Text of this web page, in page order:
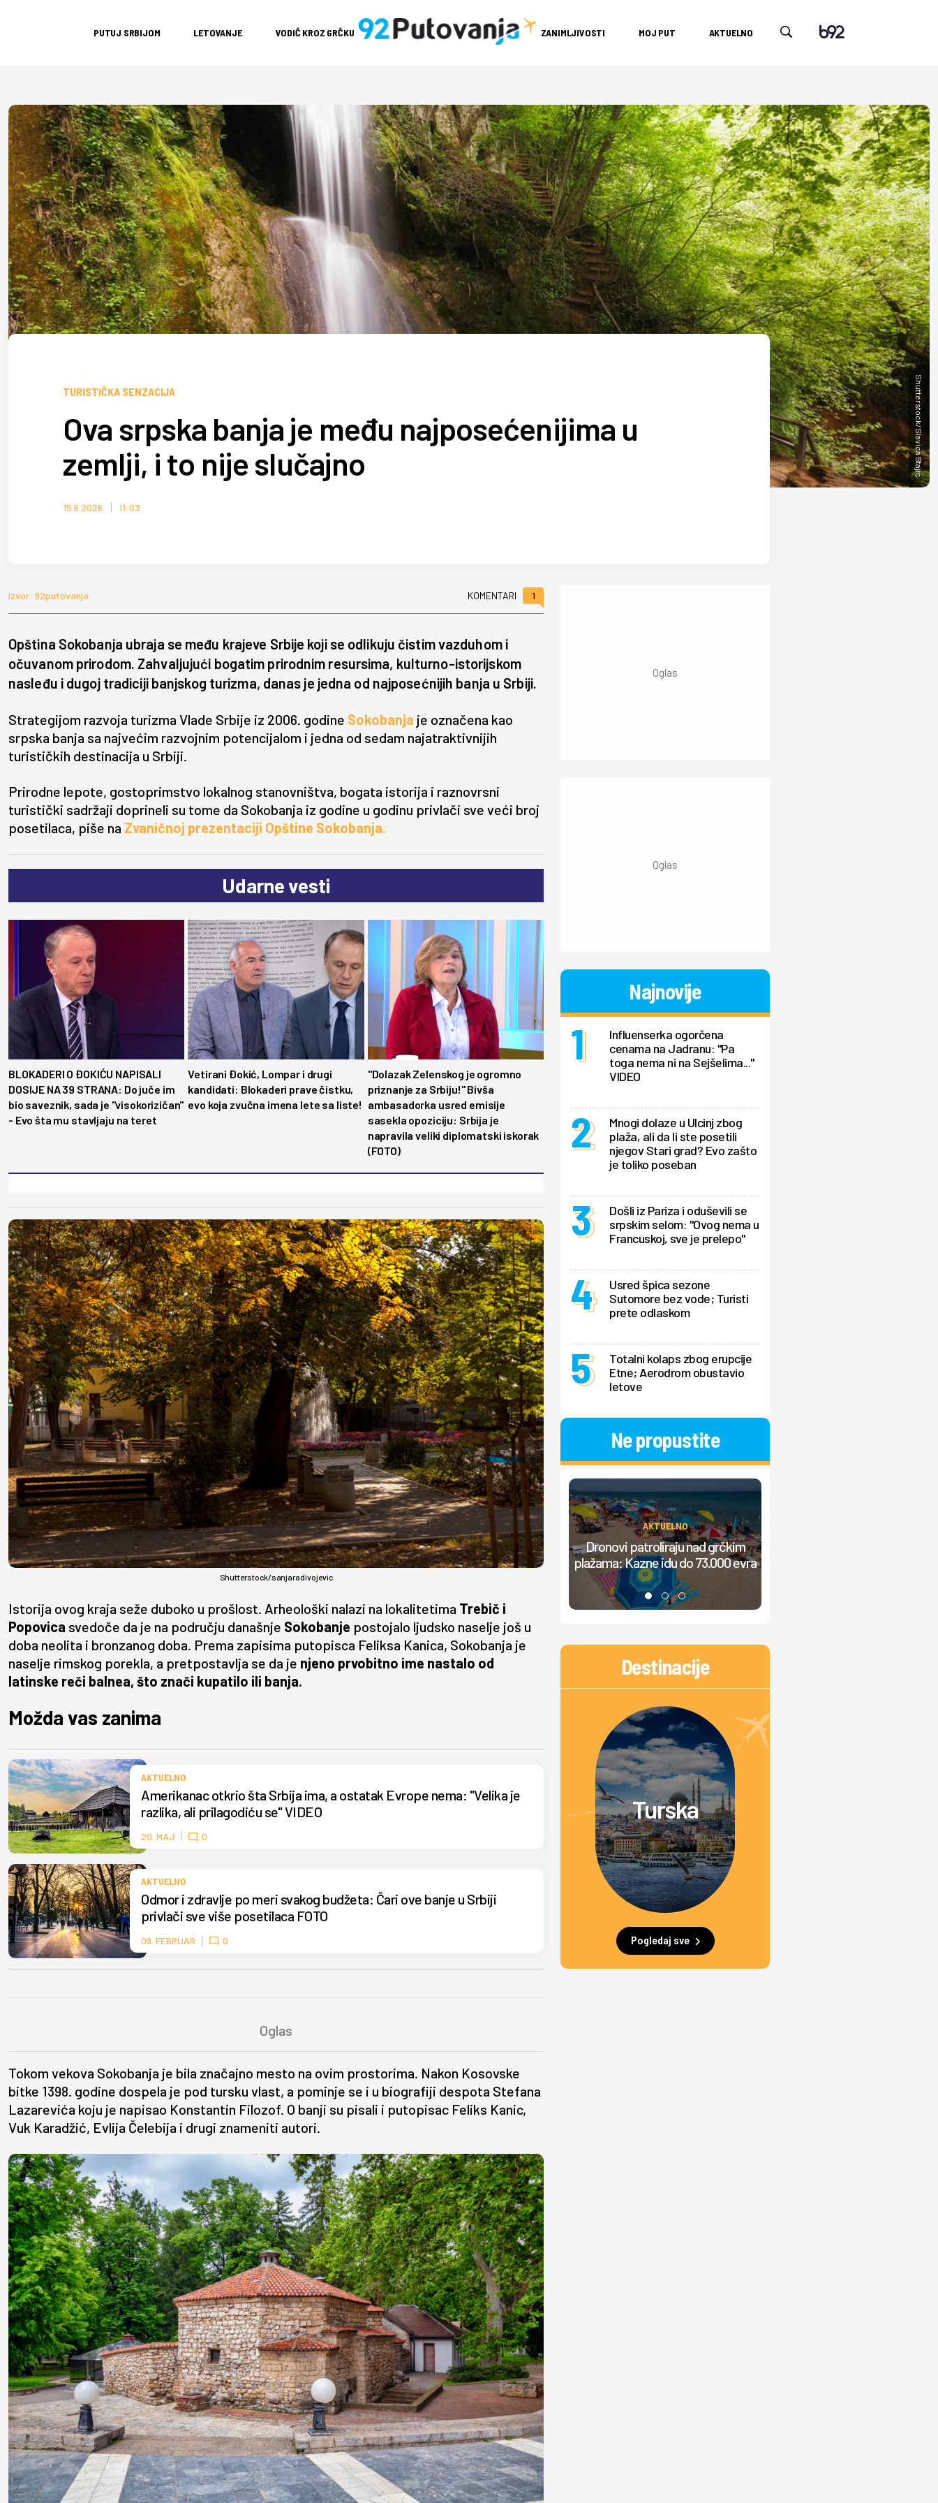
PUTUJ SRBIJOM LETOVANJE VODIČ KROZ GRČKU ZANIMLJIVOSTI MOJ PUT AKTUELNO
Shutterstock/Slavica Stajic
TURISTIČKA SENZACIJA
Ova srpska banja je među najposećenijima u
zemlji, i to nije slučajno
15.6.2026. 11:03
Izvor: 92putovanja KOMENTARI 1
Opština Sokobanja ubraja se među krajeve Srbije koji se odlikuju čistim vazduhom i
očuvanom prirodom. Zahvaljujući bogatim prirodnim resursima, kulturno-istorijskom
nasleđu i dugoj tradiciji banjskog turizma, danas je jedna od najposećnijih banja u Srbiji.
Strategijom razvoja turizma Vlade Srbije iz 2006. godine Sokobanja je označena kao
srpska banja sa najvećim razvojnim potencijalom i jedna od sedam najatraktivnijih
turističkih destinacija u Srbiji.
Prirodne lepote, gostoprimstvo lokalnog stanovništva, bogata istorija i raznovrsni
turistički sadržaji doprineli su tome da Sokobanja iz godine u godinu privlači sve veći broj
posetilaca, piše na Zvaničnoj prezentaciji Opštine Sokobanja.
Udarne vesti
BLOKADERI O ĐOKIĆU NAPISALI
DOSIJE NA 39 STRANA: Do juče im
bio saveznik, sada je ''visokorizičan''
- Evo šta mu stavljaju na teret
Vetirani Đokić, Lompar i drugi
kandidati: Blokaderi prave čistku,
evo koja zvučna imena lete sa liste!
"Dolazak Zelenskog je ogromno
priznanje za Srbiju!" Bivša
ambasadorka usred emisije
sasekla opoziciju: Srbija je
napravila veliki diplomatski iskorak
(FOTO)
Shutterstock/sanjaradivojevic
Istorija ovog kraja seže duboko u prošlost. Arheološki nalazi na lokalitetima Trebič i
Popovica svedoče da je na području današnje Sokobanje postojalo ljudsko naselje još u
doba neolita i bronzanog doba. Prema zapisima putopisca Feliksa Kanica, Sokobanja je
naselje rimskog porekla, a pretpostavlja se da je njeno prvobitno ime nastalo od
latinske reči balnea, što znači kupatilo ili banja.
Možda vas zanima
AKTUELNO
Amerikanac otkrio šta Srbija ima, a ostatak Evrope nema: "Velika je
razlika, ali prilagodiću se" VIDEO
20. MAJ 0
AKTUELNO
Odmor i zdravlje po meri svakog budžeta: Čari ove banje u Srbiji
privlači sve više posetilaca FOTO
09. FEBRUAR 0
Tokom vekova Sokobanja je bila značajno mesto na ovim prostorima. Nakon Kosovske
bitke 1398. godine dospela je pod tursku vlast, a pominje se i u biografiji despota Stefana
Lazarevića koju je napisao Konstantin Filozof. O banji su pisali i putopisac Feliks Kanic,
Vuk Karadžić, Evlija Čelebija i drugi znameniti autori.
Najnovije
Influenserka ogorčena
cenama na Jadranu: "Pa
toga nema ni na Sejšelima..."
VIDEO
Mnogi dolaze u Ulcinj zbog
plaža, ali da li ste posetili
njegov Stari grad? Evo zašto
je toliko poseban
Došli iz Pariza i oduševili se
srpskim selom: "Ovog nema u
Francuskoj, sve je prelepo"
Usred špica sezone
Sutomore bez vode; Turisti
prete odlaskom
Totalni kolaps zbog erupcije
Etne; Aerodrom obustavio
letove
Ne propustite
AKTUELNO
Dronovi patroliraju nad grčkim
plažama: Kazne idu do 73.000 evra
Destinacije
Turska
Pogledaj sve